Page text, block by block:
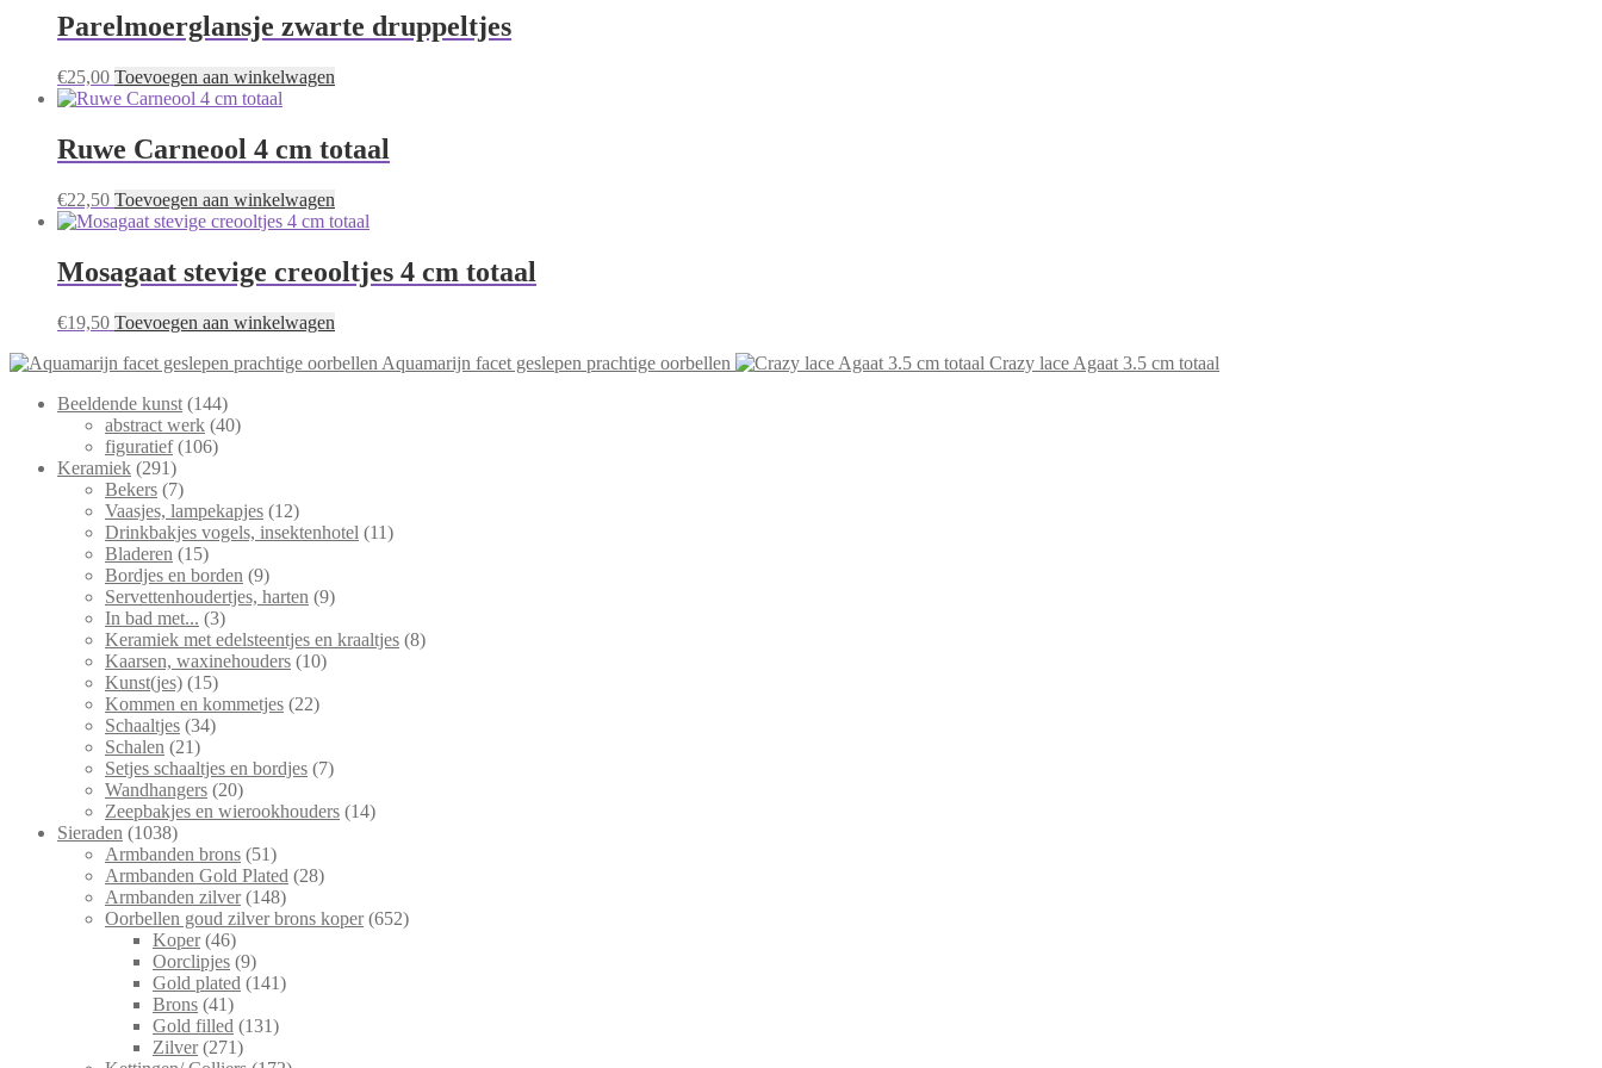
Parelmoerglansje zwarte druppeltjes
€25,00 Toevoegen aan winkelwagen
Ruwe Carneool 4 cm totaal
€22,50 Toevoegen aan winkelwagen
Mosagaat stevige creooltjes 4 cm totaal
€19,50 Toevoegen aan winkelwagen
Aquamarijn facet geslepen prachtige oorbellen
Crazy lace Agaat 3.5 cm totaal
Beeldende kunst 144144
producten
abstract werk 4040
figuratief 106106
Keramiek 291291
producten
Bekers 77
producten
Vaasjes, lampekapjes 1212
producten
Drinkbakjes vogels, insektenhotel 1111
Bladeren 1515
producten
Bordjes en borden 99
producten
Servettenhoudertjes, harten 99
In bad met... 33
producten
Keramiek met edelsteentjes en kraaltjes 88
Kaarsen, waxinehouders 1010
Kunst(jes) 1515
producten
Kommen en kommetjes 2222
Schaaltjes 3434
Schalen 2121
producten
Setjes schaaltjes en bordjes 77
Wandhangers 2020
producten
Zeepbakjes en wierookhouders 1414
Sieraden 10381038
producten
Armbanden brons 5151
producten
Armbanden Gold Plated 2828
Armbanden zilver 148148
producten
Oorbellen goud zilver brons koper 652652
Koper 4646
producten
Oorclipjes 99
producten
Gold plated 141141
Brons 4141
producten
Gold filled 131131
Zilver 271271